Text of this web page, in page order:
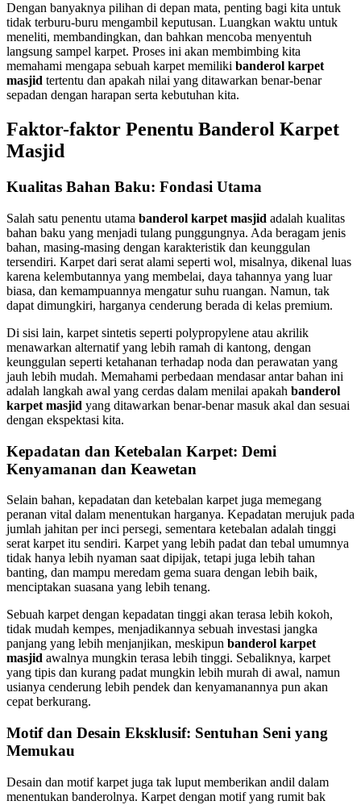
Dengan banyaknya pilihan di depan mata, penting bagi kita untuk
tidak terburu-buru mengambil keputusan. Luangkan waktu untuk
meneliti, membandingkan, dan bahkan mencoba menyentuh
langsung sampel karpet. Proses ini akan membimbing kita
memahami mengapa sebuah karpet memiliki banderol karpet
masjid tertentu dan apakah nilai yang ditawarkan benar-benar
sepadan dengan harapan serta kebutuhan kita.
Faktor-faktor Penentu Banderol Karpet
Masjid
Kualitas Bahan Baku: Fondasi Utama
Salah satu penentu utama banderol karpet masjid adalah kualitas
bahan baku yang menjadi tulang punggungnya. Ada beragam jenis
bahan, masing-masing dengan karakteristik dan keunggulan
tersendiri. Karpet dari serat alami seperti wol, misalnya, dikenal luas
karena kelembutannya yang membelai, daya tahannya yang luar
biasa, dan kemampuannya mengatur suhu ruangan. Namun, tak
dapat dimungkiri, harganya cenderung berada di kelas premium.
Di sisi lain, karpet sintetis seperti polypropylene atau akrilik
menawarkan alternatif yang lebih ramah di kantong, dengan
keunggulan seperti ketahanan terhadap noda dan perawatan yang
jauh lebih mudah. Memahami perbedaan mendasar antar bahan ini
adalah langkah awal yang cerdas dalam menilai apakah banderol
karpet masjid yang ditawarkan benar-benar masuk akal dan sesuai
dengan ekspektasi kita.
Kepadatan dan Ketebalan Karpet: Demi
Kenyamanan dan Keawetan
Selain bahan, kepadatan dan ketebalan karpet juga memegang
peranan vital dalam menentukan harganya. Kepadatan merujuk pada
jumlah jahitan per inci persegi, sementara ketebalan adalah tinggi
serat karpet itu sendiri. Karpet yang lebih padat dan tebal umumnya
tidak hanya lebih nyaman saat dipijak, tetapi juga lebih tahan
banting, dan mampu meredam gema suara dengan lebih baik,
menciptakan suasana yang lebih tenang.
Sebuah karpet dengan kepadatan tinggi akan terasa lebih kokoh,
tidak mudah kempes, menjadikannya sebuah investasi jangka
panjang yang lebih menjanjikan, meskipun banderol karpet
masjid awalnya mungkin terasa lebih tinggi. Sebaliknya, karpet
yang tipis dan kurang padat mungkin lebih murah di awal, namun
usianya cenderung lebih pendek dan kenyamanannya pun akan
cepat berkurang.
Motif dan Desain Eksklusif: Sentuhan Seni yang
Memukau
Desain dan motif karpet juga tak luput memberikan andil dalam
menentukan banderolnya. Karpet dengan motif yang rumit bak